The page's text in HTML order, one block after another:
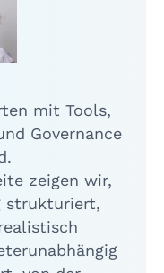
mit Tools,
Governance
zeigen wir,
strukturiert,